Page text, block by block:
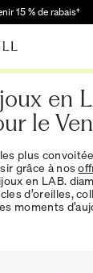
15 % de rabais†
en
le
plus
grâce à nos
en LAB.
d’oreilles,
moments